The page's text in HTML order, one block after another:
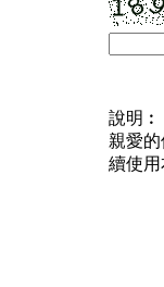
說明︰
親愛
續使用